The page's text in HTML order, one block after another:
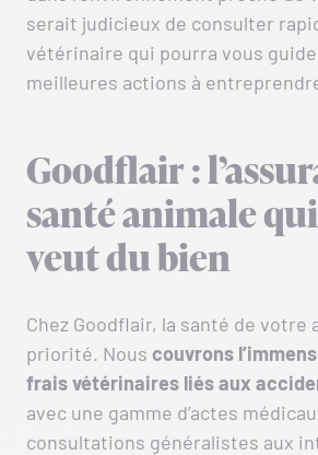
serait judicieux de consulter
vétérinaire qui pourra vous
meilleures actions à
Goodflair :
santé animale
veut du bien
Chez Goodflair, la santé de votre
priorité. Nous couvrons
frais vétérinaires liés aux
avec une gamme d’actes
consultations généralistes aux